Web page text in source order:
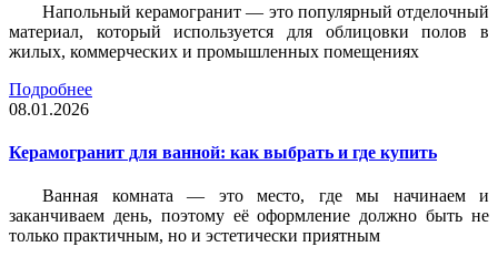
Напольный керамогранит — это популярный отделочный
материал, который используется для облицовки полов в
жилых, коммерческих и промышленных помещениях
Подробнее
08.01.2026
Керамогранит для ванной: как выбрать и где купить
Ванная комната — это место, где мы начинаем и
заканчиваем день, поэтому её оформление должно быть не
только практичным, но и эстетически приятным